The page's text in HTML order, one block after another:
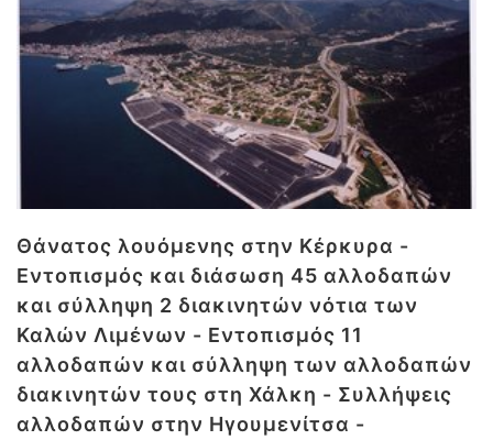
Θάνατος λουόμενης στην Κέρκυρα -
Εντοπισμός και διάσωση 45 αλλοδαπών
και σύλληψη 2 διακινητών νότια των
Καλών Λιμένων - Εντοπισμός 11
αλλοδαπών και σύλληψη των αλλοδαπών
διακινητών τους στη Χάλκη - Συλλήψεις
αλλοδαπών στην Ηγουμενίτσα -